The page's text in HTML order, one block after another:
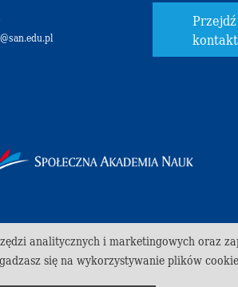
analitycznych i marketingowych oraz
się na wykorzystywanie plików